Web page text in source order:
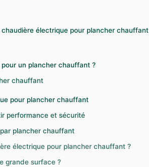
électrique pour plancher chauffant
un plancher chauffant ?
chauffant
pour plancher chauffant
performance et sécurité
plancher chauffant
électrique pour plancher chauffant ?
grande surface ?